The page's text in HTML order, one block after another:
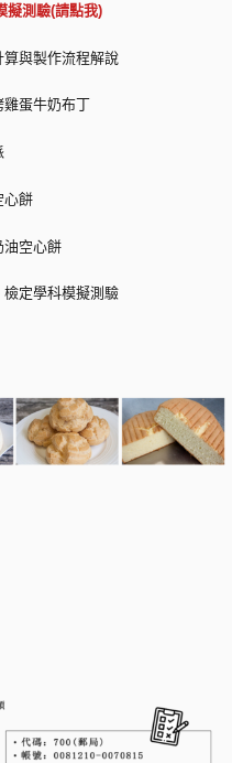
擬測驗(請點我)
與製作流程解說
蛋牛奶布丁
心餅
油空心餅
定學科模擬測驗